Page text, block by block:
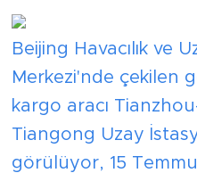
Beijing Havacılık ve
Merkezi'nde çekilen
kargo aracı
Tiangong Uzay
görülüyor, 15